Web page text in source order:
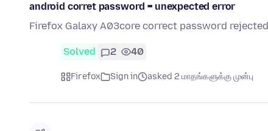
android corret password = unexpected error
Firefox Galaxy A03core correct password rejected
Solved 2 40
Firefox Sign in asked 2 மாதங்களுக்கு முன்பு